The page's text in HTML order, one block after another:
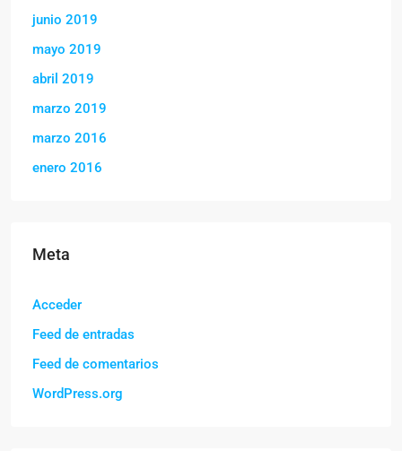
junio 2019
mayo 2019
abril 2019
marzo 2019
marzo 2016
enero 2016
Meta
Acceder
Feed de entradas
Feed de comentarios
WordPress.org